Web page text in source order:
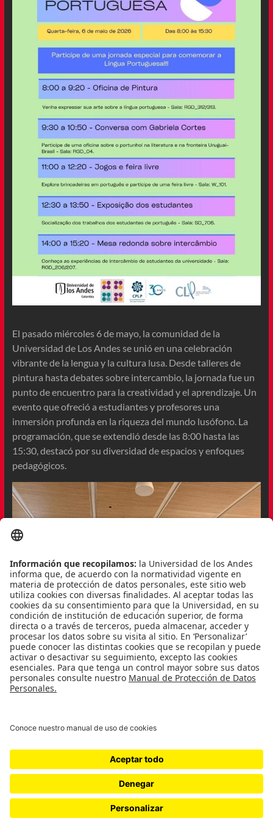
El pasado miércoles 6 de mayo, la comunidad de la
Universidad de Los Andes se unió en una celebración
vibrante de la lengua y la cultura lusa. Desde talleres de
pintura hasta debates sobre intercambio, la jornada fue un
punto de encuentro para la creatividad y el aprendizaje. Un
evento que ofreció a estudiantes y profesores una
inmersión profunda en la riqueza del mundo lusófono. La
programación, que se extendió desde las 8:00 hasta las
15:30, destacó por su diversidad de espacios y enfoques
pedagógicos.
Cátedra Pessoa. Todos los derechos reservados. Tema
Spaciousde ThemeGrill. Funciona con:WordPress.